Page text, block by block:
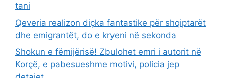
tani
Qeveria realizon diçka fantastike për shqiptarët
dhe emigrantët, do e kryeni në sekonda
Shokun e fëmijërisë! Zbulohet emri i autorit në
Korçë, e pabesueshme motivi, policia jep